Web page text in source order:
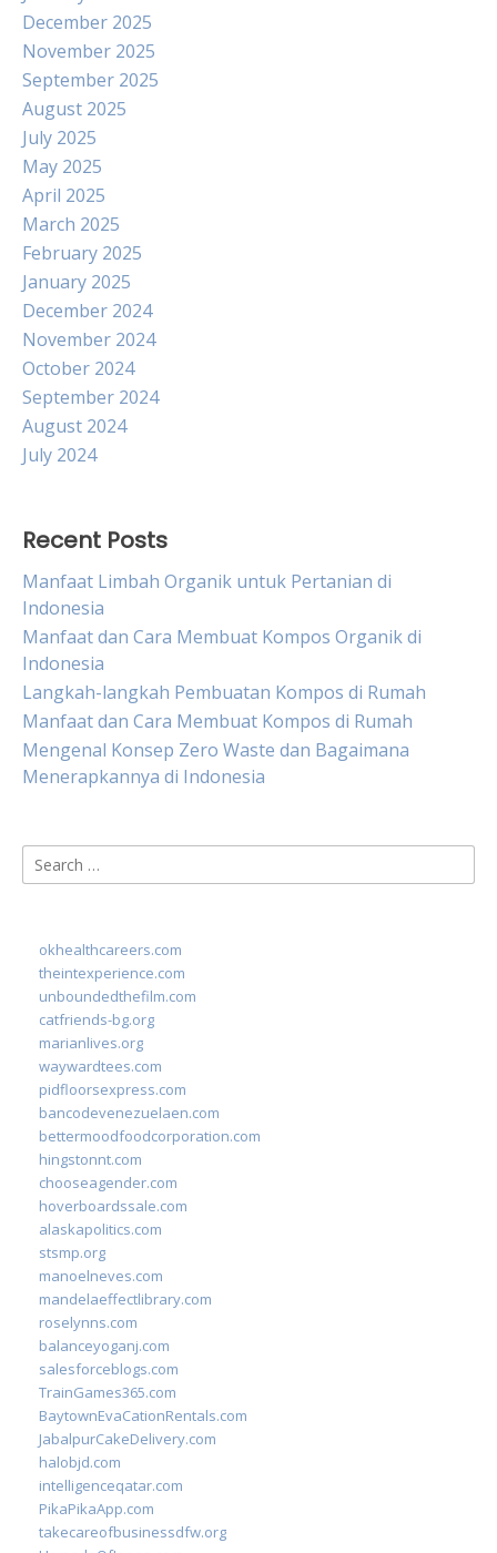
December 2025
November 2025
September 2025
August 2025
July 2025
May 2025
April 2025
March 2025
February 2025
January 2025
December 2024
November 2024
October 2024
September 2024
August 2024
July 2024
Recent Posts
Manfaat Limbah Organik untuk Pertanian di
Indonesia
Manfaat dan Cara Membuat Kompos Organik di
Indonesia
Langkah-langkah Pembuatan Kompos di Rumah
Manfaat dan Cara Membuat Kompos di Rumah
Mengenal Konsep Zero Waste dan Bagaimana
Menerapkannya di Indonesia
Search
for:
okhealthcareers.com
theintexperience.com
unboundedthefilm.com
catfriends-bg.org
marianlives.org
waywardtees.com
pidfloorsexpress.com
bancodevenezuelaen.com
bettermoodfoodcorporation.com
hingstonnt.com
chooseagender.com
hoverboardssale.com
alaskapolitics.com
stsmp.org
manoelneves.com
mandelaeffectlibrary.com
roselynns.com
balanceyoganj.com
salesforceblogs.com
TrainGames365.com
BaytownEvaCationRentals.com
JabalpurCakeDelivery.com
halobjd.com
intelligenceqatar.com
PikaPikaApp.com
takecareofbusinessdfw.org